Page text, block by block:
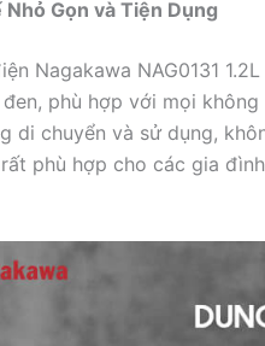
Nhỏ Gọn và Tiện Dụng
Nagakawa NAG0131
phù hợp với mọi
di chuyển và sử dụng,
phù hợp cho các gia